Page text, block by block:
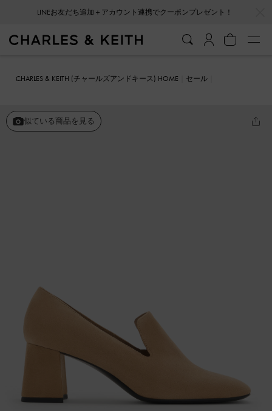
LINEお友だち追加＋アカウント連携でクーポンプレゼント！
CHARLES & KEITH (チャールズアンドキース) HOME
セール
似ている商品を見る